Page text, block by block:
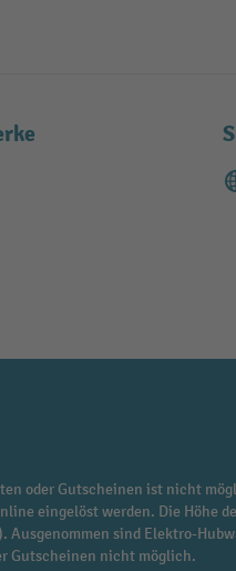
oder Gutscheinen ist nicht
eingelöst werden. Die Höhe
Ausgenommen sind Elektro-
Gutscheinen nicht möglich.